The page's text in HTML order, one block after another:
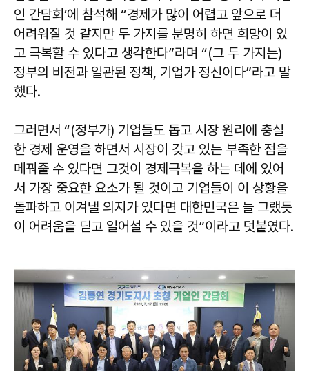
인 간담회’에 참석해 “경제가 많이 어렵고 앞으로 더
어려워질 것 같지만 두 가지를 분명히 하면 희망이 있
고 극복할 수 있다고 생각한다”라며 “(그 두 가지는)
정부의 비전과 일관된 정책, 기업가 정신이다”라고 말
했다.
그러면서 “(정부가) 기업들도 돕고 시장 원리에 충실
한 경제 운영을 하면서 시장이 갖고 있는 부족한 점을
메꿔줄 수 있다면 그것이 경제극복을 하는 데에 있어
서 가장 중요한 요소가 될 것이고 기업들이 이 상황을
돌파하고 이겨낼 의지가 있다면 대한민국은 늘 그랬듯
이 어려움을 딛고 일어설 수 있을 것”이라고 덧붙였다.